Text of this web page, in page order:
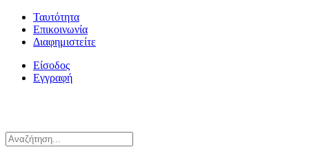
Ταυτότητα
Επικοινωνία
Διαφημιστείτε
Είσοδος
Εγγραφή